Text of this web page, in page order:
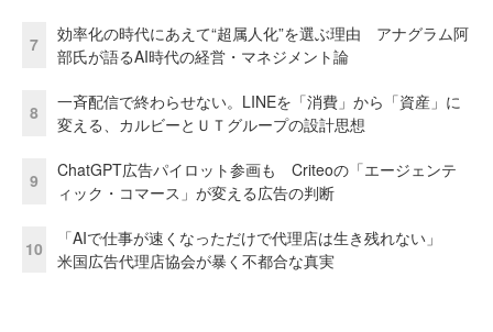
7
効率化の時代にあえて“超属人化”を選ぶ理由 アナグラム阿
部氏が語るAI時代の経営・マネジメント論
8
一斉配信で終わらせない。LINEを「消費」から「資産」に
変える、カルビーとＵＴグループの設計思想
9
ChatGPT広告パイロット参画も Criteoの「エージェンテ
ィック・コマース」が変える広告の判断
10
「AIで仕事が速くなっただけで代理店は生き残れない」
米国広告代理店協会が暴く不都合な真実